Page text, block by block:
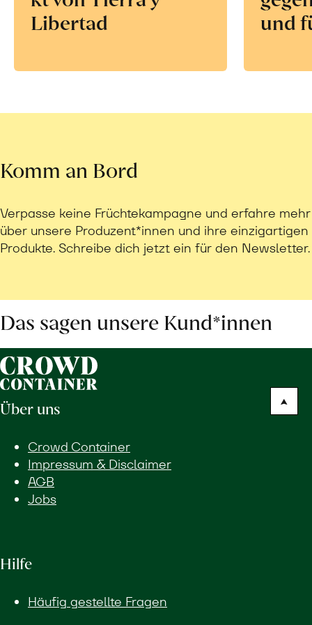
Libertad
und
Komm an Bord
Verpasse keine Früchtekampagne und erfahre mehr
über unsere Produzent*innen und ihre einzigartigen
Produkte. Schreibe dich jetzt ein für den Newsletter.
Das sagen unsere Kund*innen
Über uns
Crowd Container
Impressum & Disclaimer
AGB
Jobs
Hilfe
Häufig gestellte Fragen